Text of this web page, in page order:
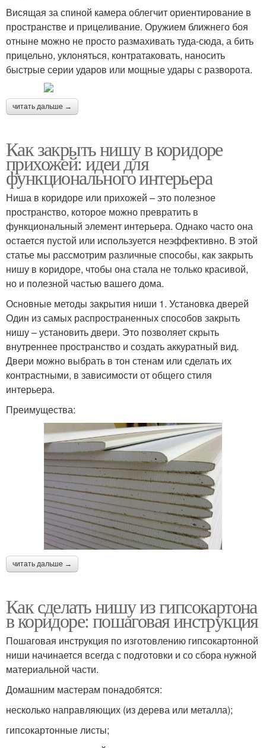
Висящая за спиной камера облегчит ориентирование в
пространстве и прицеливание. Оружием ближнего боя
отныне можно не просто размахивать туда-сюда, а бить
прицельно, уклоняться, контратаковать, наносить
быстрые серии ударов или мощные удары с разворота.
читать дальше →
Как закрыть нишу в коридоре
прихожей: идеи для
функционального интерьера
Ниша в коридоре или прихожей – это полезное
пространство, которое можно превратить в
функциональный элемент интерьера. Однако часто она
остается пустой или используется неэффективно. В этой
статье мы рассмотрим различные способы, как закрыть
нишу в коридоре, чтобы она стала не только красивой,
но и полезной частью вашего дома.
Основные методы закрытия ниши 1. Установка дверей
Один из самых распространенных способов закрыть
нишу – установить двери. Это позволяет скрыть
внутреннее пространство и создать аккуратный вид.
Двери можно выбрать в тон стенам или сделать их
контрастными, в зависимости от общего стиля
интерьера.
Преимущества:
читать дальше →
Как сделать нишу из гипсокартона
в коридоре: пошаговая инструкция
Пошаговая инструкция по изготовлению гипсокартонной
ниши начинается всегда с подготовки и со сбора нужной
материальной части.
Домашним мастерам понадобятся:
несколько направляющих (из дерева или металла);
гипсокартонные листы;